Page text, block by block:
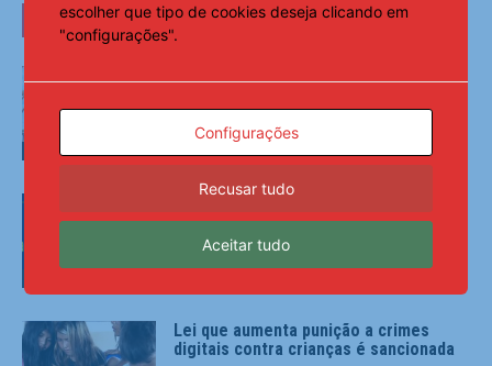
LEIA TAMBÉM
Últimas Notícias
Pai e madrasta são presos suspeitos
de morte de menino de 3 anos no TO
Lei que aumenta punição a crimes
digitais contra crianças é sancionada
escolher que tipo de cookies deseja clicando em
"configurações".
Configurações
Recusar tudo
Aceitar tudo